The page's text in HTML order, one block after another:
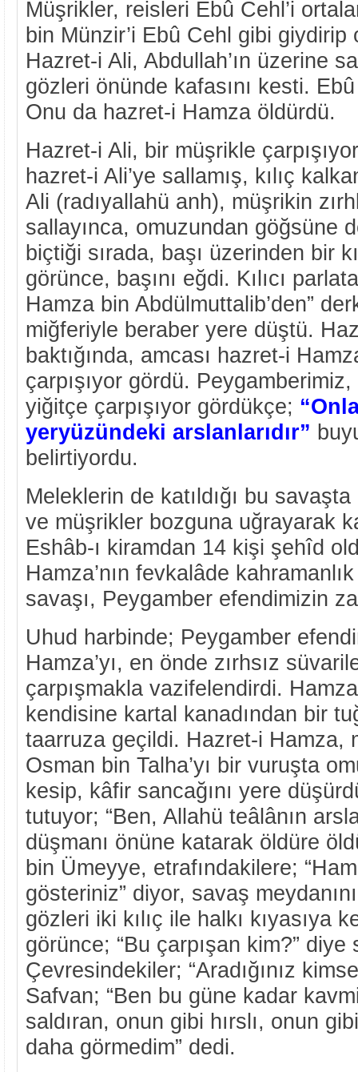
Müşrikler, reisleri Ebû Cehl’i
bin Münzir’i Ebû Cehl gibi giydirip
Hazret-i Ali, Abdullah’ın üzerine
gözleri önünde kafasını kesti.
Onu da hazret-i Hamza öldürdü.
Hazret-i Ali, bir müşrikle
hazret-i Ali’ye sallamış, kılıç
Ali (radıyallahü anh), müşrikin
sallayınca, omuzundan göğsüne
biçtiği sırada, başı üzerinden bir
görünce, başını eğdi. Kılıcı
Hamza bin Abdülmuttalib’den”
miğferiyle beraber yere düştü.
baktığında, amcası hazret-i
çarpışıyor gördü. Peygamberimiz,
yiğitçe çarpışıyor gördükçe;
yeryüzündeki arslanlarıdır”
belirtiyordu.
Meleklerin de katıldığı bu
ve müşrikler bozguna uğrayarak
Eshâb-ı kiramdan 14 kişi şehîd
Hamza’nın fevkalâde
savaşı, Peygamber efendimizin
Uhud harbinde; Peygamber
Hamza’yı, en önde zırhsız
çarpışmakla vazifelendirdi.
kendisine kartal kanadından bir
taarruza geçildi. Hazret-i Hamza,
Osman bin Talha’yı bir vuruşta
kesip, kâfir sancağını yere
tutuyor; “Ben, Allahü teâlânın
düşmanı önüne katarak öldüre
bin Ümeyye, etrafındakilere;
gösteriniz” diyor, savaş
gözleri iki kılıç ile halkı kıyasıya
görünce; “Bu çarpışan kim?” diye
Çevresindekiler; “Aradığınız
Safvan; “Ben bu güne kadar
saldıran, onun gibi hırslı, onun
daha görmedim” dedi.